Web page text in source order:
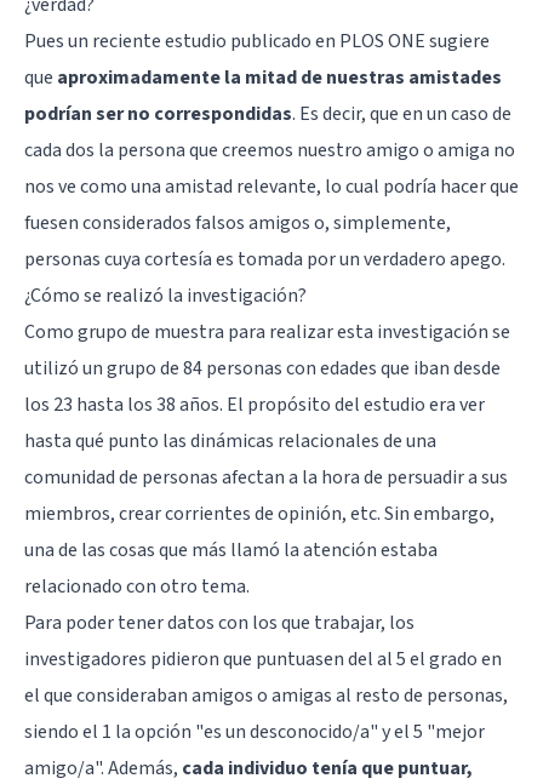
Pues un reciente estudio publicado en PLOS ONEsugiere
que aproximadamente la mitad de nuestras amistades
podrían ser no correspondidas. Es decir, que en un caso de
cada dos la persona que creemos nuestro amigo o amiga no
nos ve como una amistad relevante, lo cual podría hacer que
fuesen consideradosfalsos amigoso, simplemente,
personas cuya cortesía es tomada por un verdadero apego.
¿Cómo se realizó la investigación?
Como grupo de muestra para realizar esta investigación se
utilizó un grupo de 84 personas con edades que iban desde
los 23 hasta los 38 años. El propósito del estudio era ver
hasta qué punto las dinámicas relacionales de una
comunidad de personas afectan a la hora de persuadir a sus
miembros, crear corrientes de opinión, etc. Sin embargo,
una de las cosas que más llamó la atención estaba
relacionado con otro tema.
Para poder tener datos con los que trabajar, los
investigadores pidieron que puntuasen del al 5 el grado en
el que consideraban amigos o amigas al resto de personas,
siendo el 1 la opción "es un desconocido/a" y el 5 "mejor
amigo/a". Además, cada individuo tenía que puntuar,